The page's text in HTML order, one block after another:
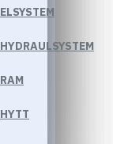
ELSYSTEM
HYDRAULSYSTEM
RAM
HYTT